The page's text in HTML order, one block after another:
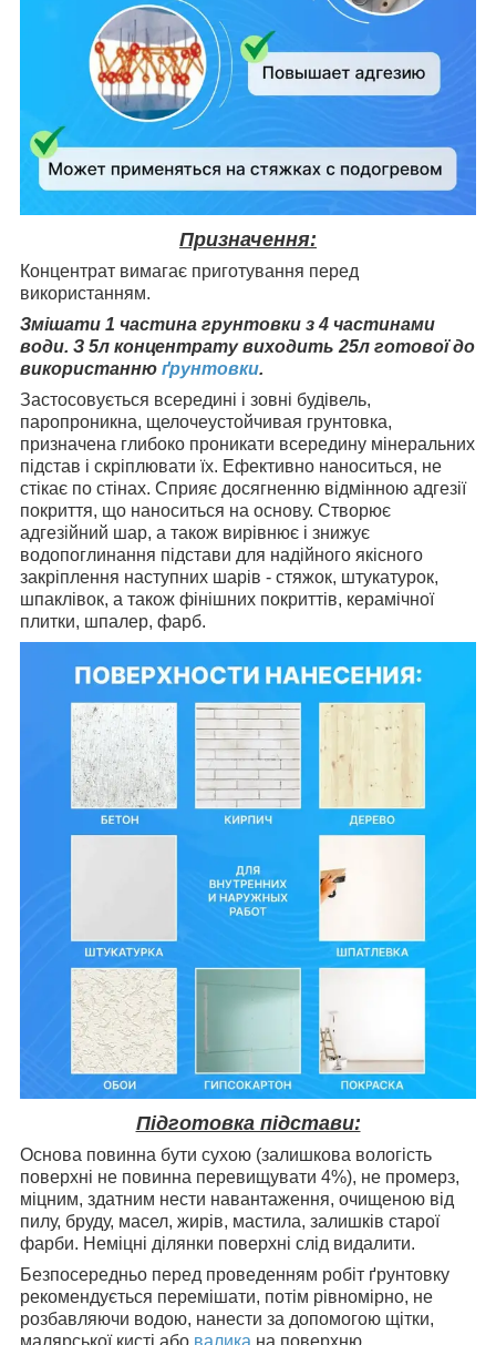
Призначення:
Концентрат вимагає приготування перед
використанням.
Змішати 1 частина грунтовки з 4 частинами
води. З 5л концентрату виходить 25л готової до
використанню ґрунтовки.
Застосовується всередині і зовні будівель,
паропроникна, щелочеустойчивая грунтовка,
призначена глибоко проникати всередину мінеральних
підстав і скріплювати їх. Ефективно наноситься, не
стікає по стінах. Сприяє досягненню відмінною адгезії
покриття, що наноситься на основу. Створює
адгезійний шар, а також вирівнює і знижує
водопоглинання підстави для надійного якісного
закріплення наступних шарів - стяжок, штукатурок,
шпаклівок, а також фінішних покриттів, керамічної
плитки, шпалер, фарб.
Підготовка підстави:
Основа повинна бути сухою (залишкова вологість
поверхні не повинна перевищувати 4%), не промерз,
міцним, здатним нести навантаження, очищеною від
пилу, бруду, масел, жирів, мастила, залишків старої
фарби. Неміцні ділянки поверхні слід видалити.
Безпосередньо перед проведенням робіт ґрунтовку
рекомендується перемішати, потім рівномірно, не
розбавляючи водою, нанести за допомогою щітки,
малярської кисті або валика на поверхню.